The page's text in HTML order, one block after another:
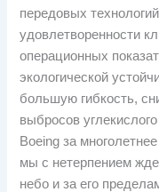
передовых
удовлетворенности
операционных
экологической
большую гибкость,
выбросов
Boeing за
мы с нетерпением
небо и за его